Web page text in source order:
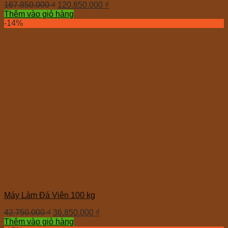
167.850.000₫ 120.850.000 ₫
Thêm vào giỏ hàng
-14%
Máy Làm Đá Viên 100 kg
42.750.000₫ 36.850.000 ₫
Thêm vào giỏ hàng